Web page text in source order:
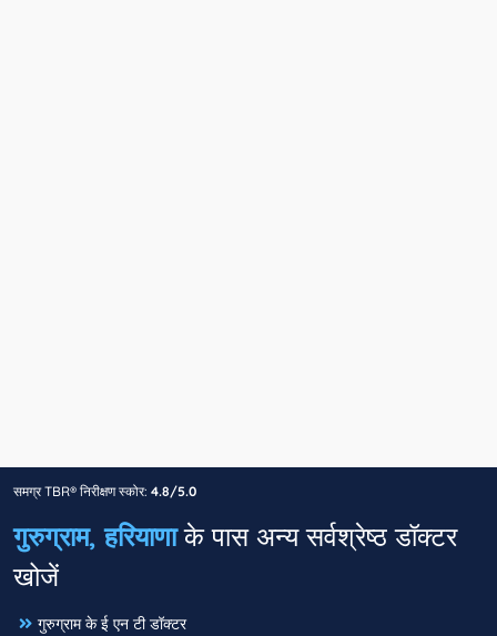
समग्र TBR® निरीक्षण स्कोर: 4.8/5.0
गुरुग्राम, हरियाणाके पास अन्य सर्वश्रेष्ठ डॉक्टर
खोजें
गुरुग्राम के ई एन टी डॉक्टर